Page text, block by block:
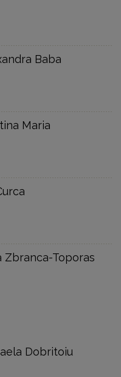
Baba
Maria
Zbranca-Toporas
Dobritoiu